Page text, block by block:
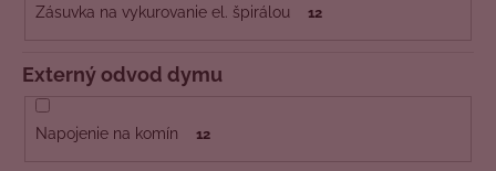
Zásuvka na vykurovanie el. špirálou 12
Externý odvod dymu
Napojenie na komín 12